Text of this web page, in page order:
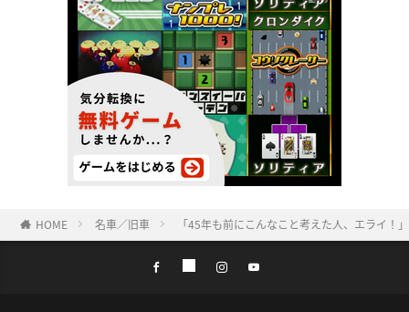
HOME 名車／旧車 「45年も前にこんなこと考えた人、エライ